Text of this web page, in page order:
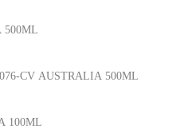
500ML
CV AUSTRALIA 500ML
100ML